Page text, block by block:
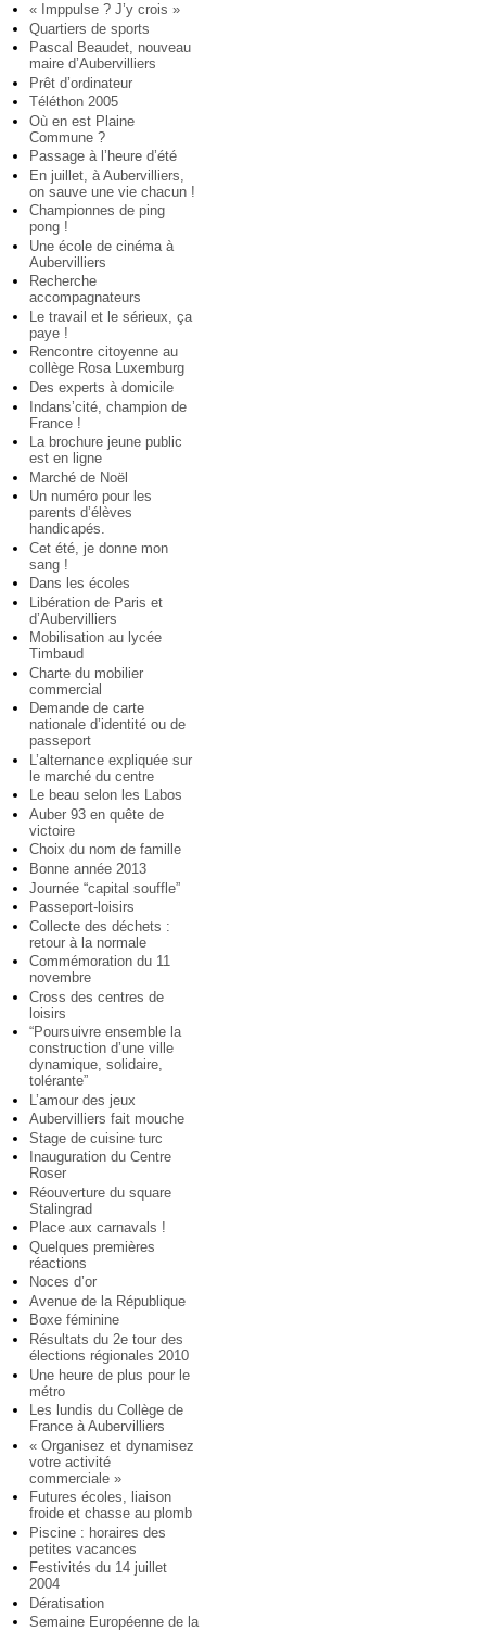
« Imppulse ? J’y crois »
Quartiers de sports
Pascal Beaudet, nouveau
maire d’Aubervilliers
Prêt d’ordinateur
Téléthon 2005
Où en est Plaine
Commune ?
Passage à l’heure d’été
En juillet, à Aubervilliers,
on sauve une vie chacun !
Championnes de ping
pong !
Une école de cinéma à
Aubervilliers
Recherche
accompagnateurs
Le travail et le sérieux, ça
paye !
Rencontre citoyenne au
collège Rosa Luxemburg
Des experts à domicile
Indans’cité, champion de
France !
La brochure jeune public
est en ligne
Marché de Noël
Un numéro pour les
parents d’élèves
handicapés.
Cet été, je donne mon
sang !
Dans les écoles
Libération de Paris et
d’Aubervilliers
Mobilisation au lycée
Timbaud
Charte du mobilier
commercial
Demande de carte
nationale d’identité ou de
passeport
L’alternance expliquée sur
le marché du centre
Le beau selon les Labos
Auber 93 en quête de
victoire
Choix du nom de famille
Bonne année 2013
Journée “capital souffle”
Passeport-loisirs
Collecte des déchets :
retour à la normale
Commémoration du 11
novembre
Cross des centres de
loisirs
“Poursuivre ensemble la
construction d’une ville
dynamique, solidaire,
tolérante”
L’amour des jeux
Aubervilliers fait mouche
Stage de cuisine turc
Inauguration du Centre
Roser
Réouverture du square
Stalingrad
Place aux carnavals !
Quelques premières
réactions
Noces d’or
Avenue de la République
Boxe féminine
Résultats du 2e tour des
élections régionales 2010
Une heure de plus pour le
métro
Les lundis du Collège de
France à Aubervilliers
« Organisez et dynamisez
votre activité
commerciale »
Futures écoles, liaison
froide et chasse au plomb
Piscine : horaires des
petites vacances
Festivités du 14 juillet
2004
Dératisation
Semaine Européenne de la